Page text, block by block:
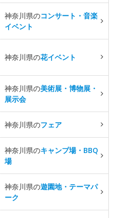
神奈川県のコンサート・音楽
イベント
神奈川県の花イベント
神奈川県の美術展・博物展・
展示会
神奈川県のフェア
神奈川県のキャンプ場・BBQ
場
神奈川県の遊園地・テーマパ
ーク